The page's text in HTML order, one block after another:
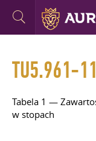
TU5.961-
Tabela 1 —
w stopach